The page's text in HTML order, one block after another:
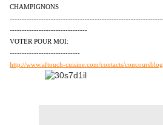
CHAMPIGNONS
--------------------------------
VOTER POUR MOI:
-----------------------------
http://www.aftouch-cuisine.com/contacts/